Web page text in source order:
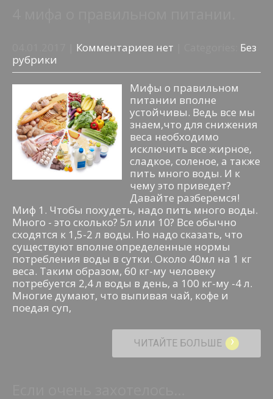
Комментариев нет
Без
рубрики
Мифы о правильном
питании вполне
устойчивы. Ведь все мы
знаем,что для снижения
веса необходимо
исключить все жирное,
сладкое, соленое, а также
пить много воды. И к
чему это приведет?
Давайте разберемся!
Миф 1. Чтобы похудеть, надо пить много воды.
Много - это сколько? 5л или 10? Все обычно
сходятся к 1,5-2 л воды. Но надо сказать, что
существуют вполне определенные нормы
потребления воды в сутки. Около 40мл на 1 кг
веса. Таким образом, 60 кг-му человеку
потребуется 2,4 л воды в день, а 100 кг-му -4 л.
Многие думают, что выпивая чай, кофе и
поедая суп,
ЧИТАЙТЕ БОЛЬШЕ ›